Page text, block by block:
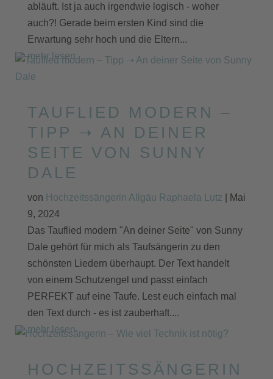
abläuft. Ist ja auch irgendwie logisch - woher
auch?! Gerade beim ersten Kind sind die
Erwartung sehr hoch und die Eltern...
mehr lesen
TAUFLIED MODERN –
TIPP ➝ AN DEINER
SEITE VON SUNNY
DALE
von Hochzeitssängerin Allgäu Raphaela Lutz
Mai
9, 2024
Das Tauflied modern "An deiner Seite" von Sunny
Dale gehört für mich als Taufsängerin zu den
schönsten Liedern überhaupt. Der Text handelt
von einem Schutzengel und passt einfach
PERFEKT auf eine Taufe. Lest euch einfach mal
den Text durch - es ist zauberhaft....
mehr lesen
HOCHZEITSSÄNGERIN